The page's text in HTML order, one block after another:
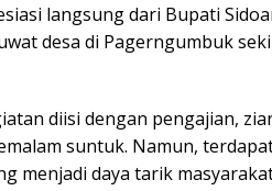
langsung dari Bupati
desa di Pagerngumbuk
diisi dengan pengajian,
suntuk. Namun,
menjadi daya tarik